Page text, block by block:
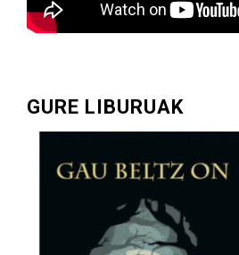
GURE LIBURUAK